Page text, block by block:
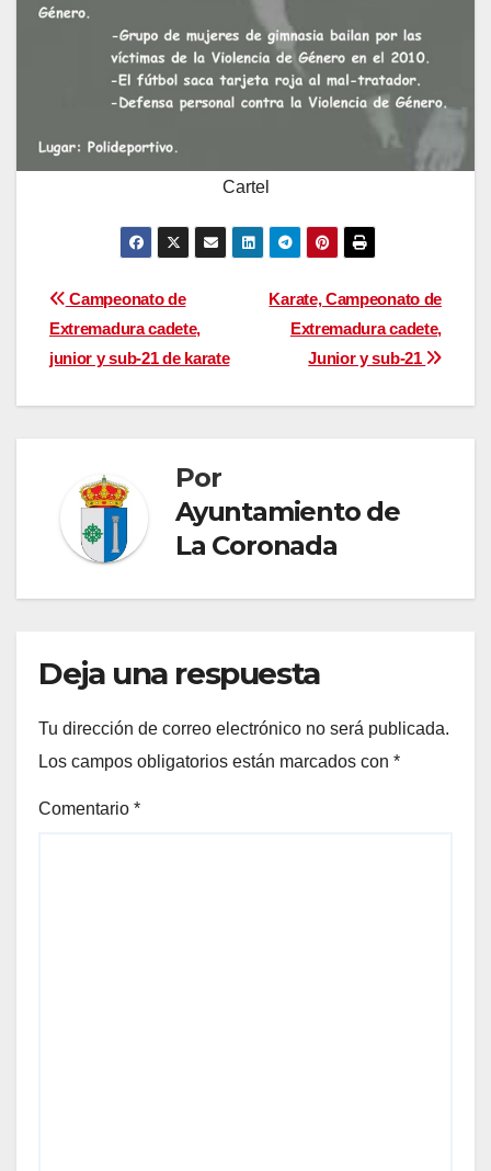
Cartel
Navegación
de
entradas
Karate, Campeonato de
Extremadura cadete,
Junior y sub-21
Campeonato de
Extremadura cadete,
junior y sub-21 de karate
Por
Ayuntamiento de
La Coronada
Deja una respuesta
Tu dirección de correo electrónico no será publicada.
Los campos obligatorios están marcados con *
Comentario *